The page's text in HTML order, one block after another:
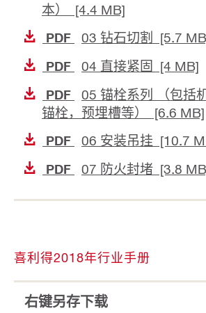
本） [4.4 MB]
PDF 03 钻石切割 [5.7
PDF 04 直接紧固 [4 MB]
PDF
05 锚栓系列 （包括
锚栓，预埋槽等） [6.6 MB]
PDF 06 安装吊挂 [10.7
PDF 07 防火封堵 [3.8
喜利得2018年行业手册
右键另存下载